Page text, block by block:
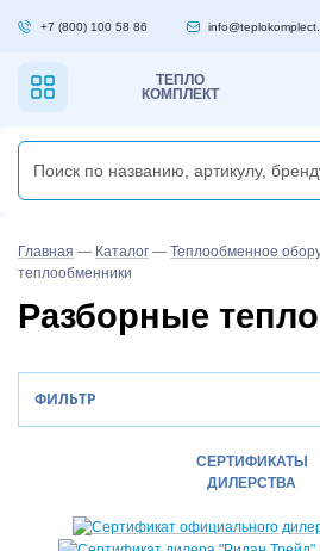
+7 (800) 100 58 86
ТЕПЛО
КОМПЛЕКТ
Главная — Каталог — Теплообменное
теплообменники
Разборные
ФИЛЬТР
СЕРТИФИКАТЫ
ДИЛЕРСТВА